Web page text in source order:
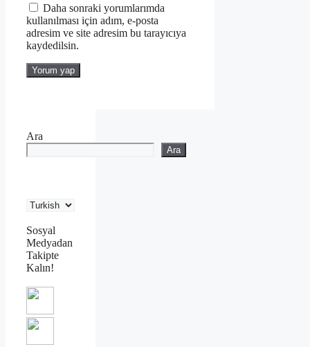
Daha sonraki yorumlarımda
kullanılması için adım, e-posta
adresim ve site adresim bu tarayıcıya
kaydedilsin.
Ara
Ara
Sosyal
Medyadan
Takipte
Kalın!